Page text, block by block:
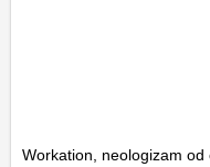
Workation, neologizam